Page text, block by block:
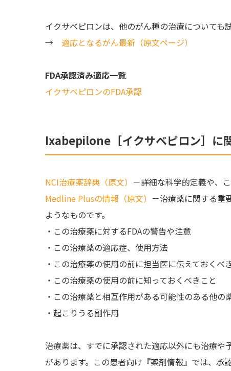
イクサベピロンは、他のがん種の治療についても
→ 適応となるがん最新（原文ページ）
FDA承認済み適応一覧
イクサベピロンのFDA承認
Ixabepilone［イクサベピロン］に
NCI治療薬辞典（原文） －詳細な科学的定義や、
Medline Plusの情報（原文） －治療薬に関する重
ようなものです。
・この治療薬に対するFDAの警告や注意
・この治療薬の適応症、使用方法
・この治療薬の使用の前に担当医に伝えておくべ
・この治療薬の使用の前に知っておくべきこと
・この治療薬と相互作用がある可能性のある他の
・起こりうる副作用
治療薬は、すでに承認された適応以外にも治療
があります。この患者向け『薬剤情報』では、